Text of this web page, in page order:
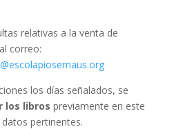
relativas a la venta de
correo:
los días señalados, se
los libros previamente en este
pertinentes.